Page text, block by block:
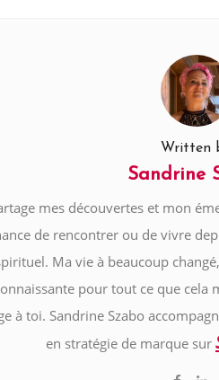
Written
Sandrine
mes découvertes et mon
de rencontrer ou de vivre
Ma vie à beaucoup
pour tout ce que cela
à toi. Sandrine Szabo
en stratégie de marque sur